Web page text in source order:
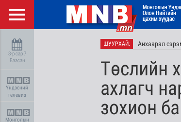
8-р сар 7
Баасан
Үндэсний
телевиз
Монголын
ШУУРХАЙ: Анхаарал
Төслийн
ахлагч
зохион